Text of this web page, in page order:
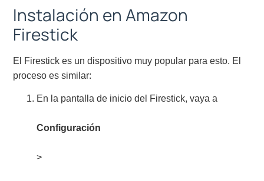
Instalación en Amazon
Firestick
El Firestick es un dispositivo muy popular para esto. El
proceso es similar:
En la pantalla de inicio del Firestick, vaya a
Configuración
>